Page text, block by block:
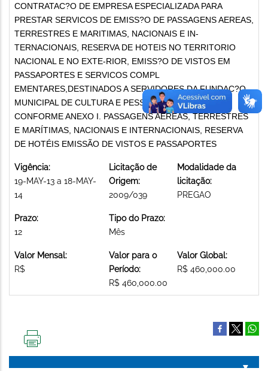
CONTRATAC?O DE EMPRESA ESPECIALIZADA PARA
PRESTAR SERVICOS DE EMISS?O DE PASSAGENS AEREAS,
TERRESTRES E MARITIMAS, NACIONAIS E IN-
TERNACIONAIS, RESERVA DE HOTEIS NO TERRITORIO
NACIONAL E NO EXTE-RIOR, EMISS?O DE VISTOS EM
PASSAPORTES E SERVICOS COMPL
EMENTARES,DESTINADOS A SERVIDORES DA FUNDAC?O
MUNICIPAL DE CULTURA E PESSOAA SEU SERVICOS,
CONFORME ANEXO I. PASSAGENS AÉREAS, TERRESTRES
E MARÍTIMAS, NACIONAIS E INTERNACIONAIS, RESERVA
DE HOTÉIS EMISSÃO DE VISTOS E PASSAPORTES
Vigência:
19-MAY-13 a 18-MAY-
14
Licitação de
Origem:
2009/039
Modalidade da
licitação:
PREGAO
Prazo:
12
Tipo do Prazo:
Mês
Valor Mensal:
R$
Valor para o
Período:
R$ 460,000.00
Valor Global:
R$ 460,000.00